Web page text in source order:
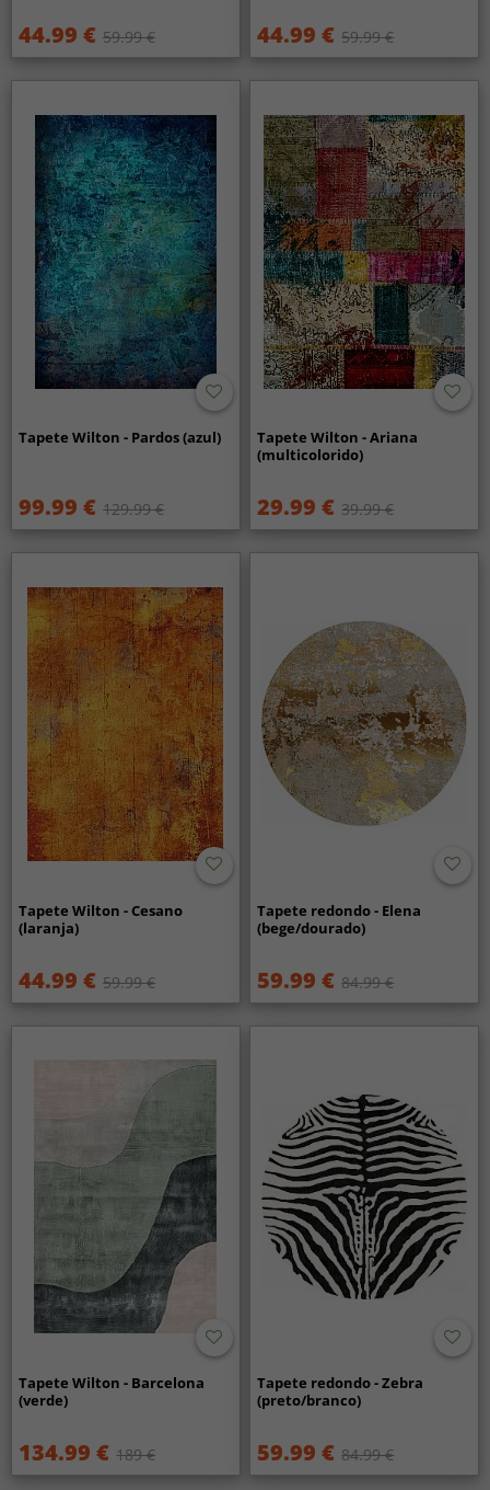
44.99 € 59.99 € 44.99 € 59.99 €
Tapete Wilton - Pardos (azul)
99.99 € 129.99 €
Tapete Wilton - Ariana
(multicolorido)
29.99 € 39.99 €
Tapete Wilton - Cesano
(laranja)
44.99 € 59.99 €
Tapete redondo - Elena
(bege/dourado)
59.99 € 84.99 €
Tapete Wilton - Barcelona
(verde)
134.99 € 189 €
Tapete redondo - Zebra
(preto/branco)
59.99 € 84.99 €